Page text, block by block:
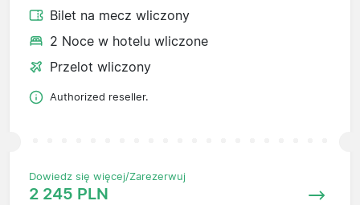
Bilet na mecz wliczony
2 Noce w hotelu wliczone
Przelot wliczony
Authorized reseller.
Dowiedz się więcej/Zarezerwuj
2 245 PLN